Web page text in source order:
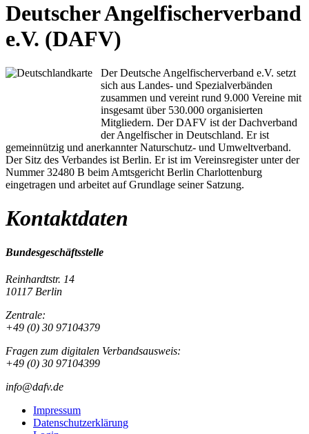
Deutscher Angelfischerverband
e.V. (DAFV)
Der Deutsche Angelfischerverband e.V. setzt
sich aus Landes- und Spezialverbänden
zusammen und vereint rund 9.000 Vereine mit
insgesamt über 530.000 organisierten
Mitgliedern. Der DAFV ist der Dachverband
der Angelfischer in Deutschland. Er ist
gemeinnützig und anerkannter Naturschutz- und Umweltverband.
Der Sitz des Verbandes ist Berlin. Er ist im Vereinsregister unter der
Nummer 32480 B beim Amtsgericht Berlin Charlottenburg
eingetragen und arbeitet auf Grundlage seiner Satzung.
Kontaktdaten
Bundesgeschäftsstelle
Reinhardtstr. 14
10117 Berlin
Zentrale:
+49 (0) 30 97104379
Fragen zum digitalen Verbandsausweis:
+49 (0) 30 97104399
info@dafv.de
Impressum
Datenschutzerklärung